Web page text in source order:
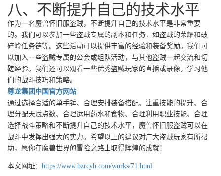
八、不断提升自己的技术水平
作为一名魔兽怀旧服盗贼，不断提升自己的技术水平是非常重要
的。我们可以参加一些盗贼专属的副本和任务，如盗贼的荣耀和破
碎岭任务链等。这些活动可以提供丰富的经验和装备奖励。我们可
以加入一些盗贼专属的公会或组队活动，与其他盗贼一起交流和切
磋经验。我们还可以观看一些优秀盗贼玩家的直播或录像，学习他
们的战斗技巧和策略。
尊龙集团中国官方网站
通过选择合适的单手锤、合理安排装备搭配、注重技能的提升、合
理分配天赋点数、合理运用药水和食物、合理利用职业技能、合理
选择战斗策略和不断提升自己的技术水平，魔兽怀旧服盗贼可以在
战斗中发挥出强大的实力。希望以上的建议对广大盗贼玩家有所帮
助，愿你在魔兽世界的冒险之路上取得辉煌的成就！
本文网址： https://www.bzrcyh.com/works/71.html